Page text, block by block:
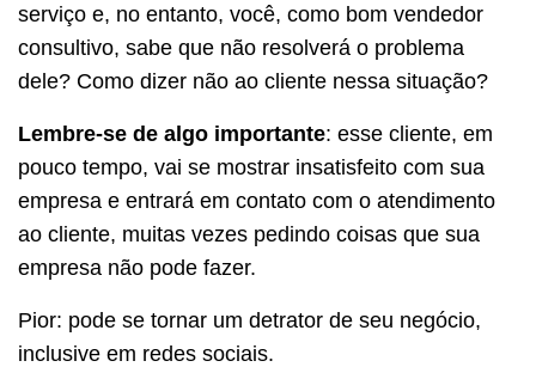
serviço e, no entanto, você, como bom vendedor
consultivo, sabe que não resolverá o problema
dele? Como dizer não ao cliente nessa situação?
Lembre-se de algo importante: esse cliente, em
pouco tempo, vai se mostrar insatisfeito com sua
empresa e entrará em contato com o atendimento
ao cliente, muitas vezes pedindo coisas que sua
empresa não pode fazer.
Pior: pode se tornar um detrator de seu negócio,
inclusive em redes sociais.